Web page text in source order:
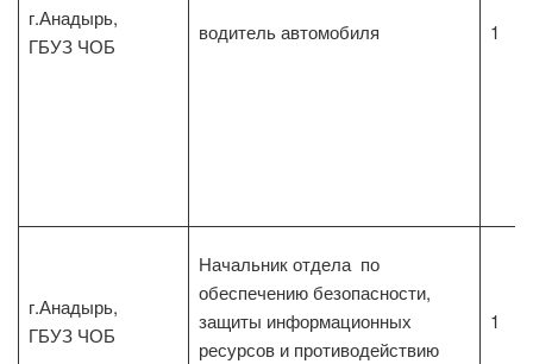
г.Анадырь,
ГБУЗ ЧОБ
водитель автомобиля 1
г.Анадырь,
ГБУЗ ЧОБ
Начальник отдела по
обеспечению безопасности,
защиты информационных
ресурсов и противодействию
1